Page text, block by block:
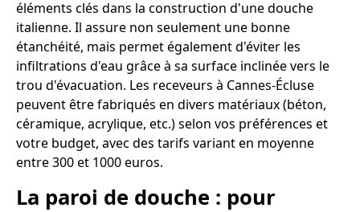
éléments clés dans la construction d'une douche
italienne. Il assure non seulement une bonne
étanchéité, mais permet également d'éviter les
infiltrations d'eau grâce à sa surface inclinée vers le
trou d'évacuation. Les receveurs à Cannes-Écluse
peuvent être fabriqués en divers matériaux (béton,
céramique, acrylique, etc.) selon vos préférences et
votre budget, avec des tarifs variant en moyenne
entre 300 et 1000 euros.
La paroi de douche : pour